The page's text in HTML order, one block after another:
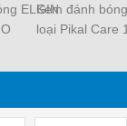
ELGIN
Kem đánh
loại Pikal Care